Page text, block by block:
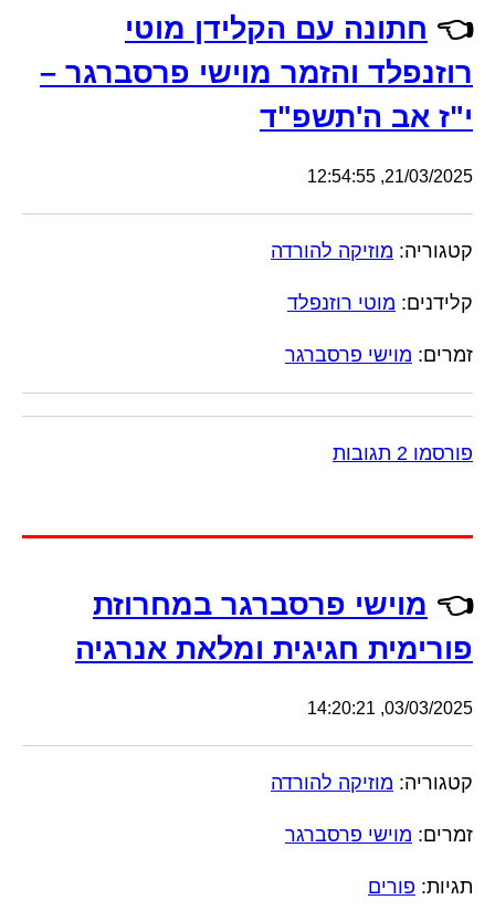
👈 חתונה עם הקלידן מוטי
רוזנפלד והזמר מוישי פרסברגר –
י"ז אב ה'תשפ"ד
21/03/2025, 12:54:55
קטגוריה: מוזיקה להורדה
קלידנים: מוטי רוזנפלד
זמרים: מוישי פרסברגר
פורסמו 2 תגובות
👈 מוישי פרסברגר במחרוזת
פורימית חגיגית ומלאת אנרגיה
03/03/2025, 14:20:21
קטגוריה: מוזיקה להורדה
זמרים: מוישי פרסברגר
תגיות: פורים